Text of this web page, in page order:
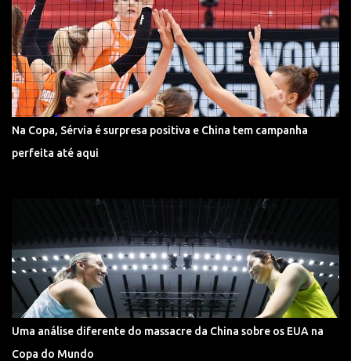
Na Copa, Sérvia é surpresa positiva e China tem campanha
perfeita até aqui
Uma análise diferente do massacre da China sobre os EUA na
Copa do Mundo